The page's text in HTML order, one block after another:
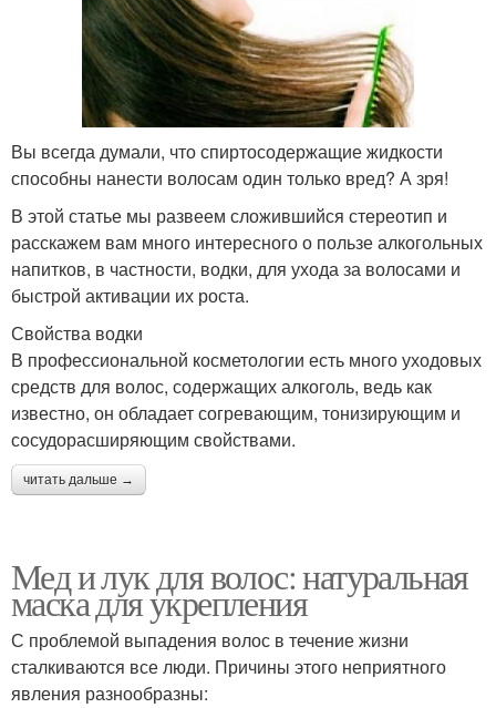
Вы всегда думали, что спиртосодержащие жидкости
способны нанести волосам один только вред? А зря!
В этой статье мы развеем сложившийся стереотип и
расскажем вам много интересного о пользе алкогольных
напитков, в частности, водки, для ухода за волосами и
быстрой активации их роста.
Свойства водки
В профессиональной косметологии есть много уходовых
средств для волос, содержащих алкоголь, ведь как
известно, он обладает согревающим, тонизирующим и
сосудорасширяющим свойствами.
читать дальше →
Мед и лук для волос: натуральная
маска для укрепления
С проблемой выпадения волос в течение жизни
сталкиваются все люди. Причины этого неприятного
явления разнообразны: